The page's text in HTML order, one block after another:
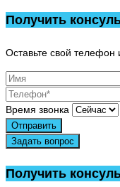
Получить
Оставьте свой
Время звонка
Отправить
Задать вопрос
Получить